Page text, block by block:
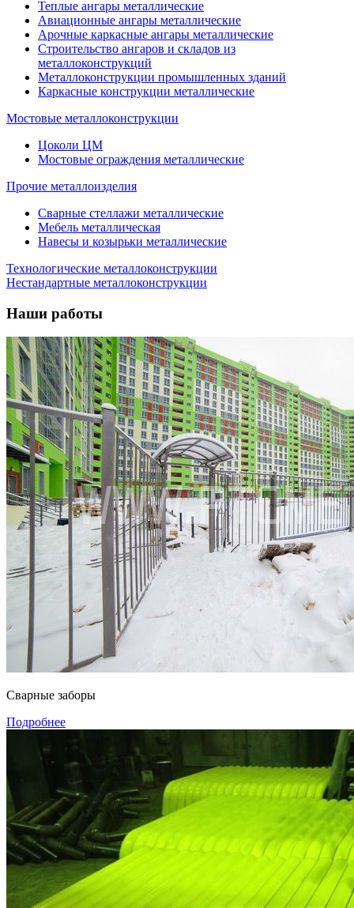
Теплые ангары металлические
Авиационные ангары металлические
Арочные каркасные ангары металлические
Строительство ангаров и складов из
металлоконструкций
Металлоконструкции промышленных зданий
Каркасные конструкции металлические
Мостовые металлоконструкции
Цоколи ЦМ
Мостовые ограждения металлические
Прочие металлоизделия
Сварные стеллажи металлические
Мебель металлическая
Навесы и козырьки металлические
Технологические металлоконструкции
Нестандартные металлоконструкции
Наши работы
Сварные заборы
Подробнее